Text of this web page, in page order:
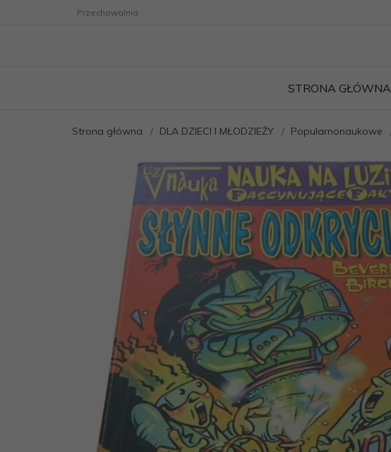
Przechowalnia
STRONA GŁÓWNA
Strona główna DLA DZIECI I MŁODZIEŻY Popularnonaukowe